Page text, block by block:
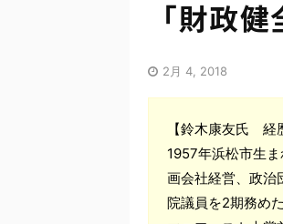
「財政
2月 4, 2018
【鈴木康友氏 経
1957年浜松市生
画会社経営、政治
院議員を2期務め